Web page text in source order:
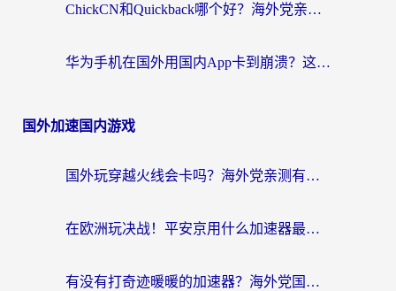
ChickCN和Quickback哪个好？海外党亲测回国加速器，轻松解锁国内资源（附避坑指南）
华为手机在国外用国内App卡到崩溃？这篇加速器指南帮你无缝刷剧打游戏
国外加速国内游戏
国外玩穿越火线会卡吗？海外党亲测有效的国服游戏加速指南
在欧洲玩决战！平安京用什么加速器最好用？2026实测有效的国服游戏加速指南
有没有打奇迹暖暖的加速器？海外党国服游戏畅玩不卡顿的秘密